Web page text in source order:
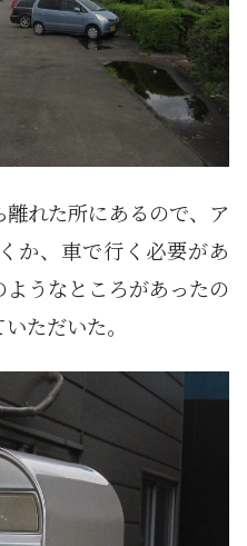
れた所にあるので、ア
か、車で行く必要があ
うなところがあったの
ただいた。